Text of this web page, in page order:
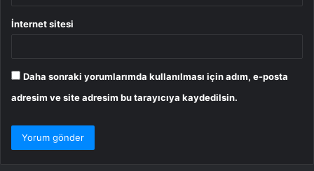
İnternet sitesi
Daha sonraki yorumlarımda kullanılması için adım, e-posta
adresim ve site adresim bu tarayıcıya kaydedilsin.